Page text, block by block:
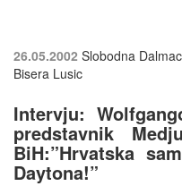
26.05.2002 Slobodna
Bisera Lusic
Intervju:
predstavnik
BiH:”Hrvatska
Daytona!”